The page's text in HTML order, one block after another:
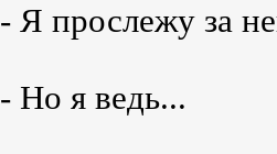
- Я прослежу за
- Но я ведь...